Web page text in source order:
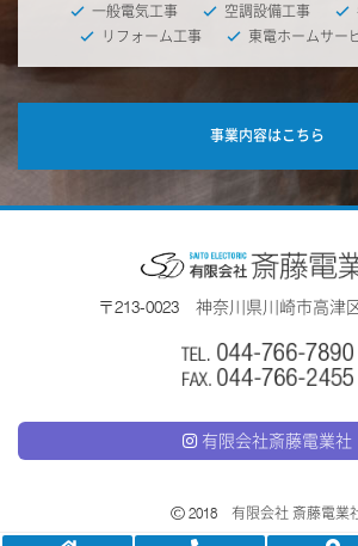
一般電気工事 空調設備工事
リフォーム工事
東電ホームサー
事業内容はこちら
〒213-0023 神奈川県川崎市高津
有限会社斎藤電業社
2018 有限会社 斎藤電業